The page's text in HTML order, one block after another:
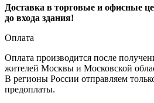
Доставка в торговые и офисные
до входа здания!
Оплата
Оплата производится после
жителей Москвы и Московской
В регионы России отправляем
предоплаты.